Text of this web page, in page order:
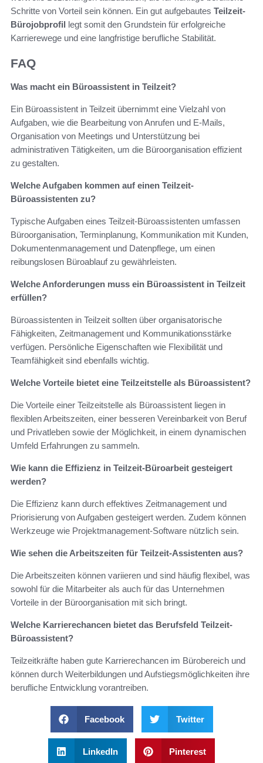
Schritte von Vorteil sein können. Ein gut aufgebautes Teilzeit-
Bürojobprofil legt somit den Grundstein für erfolgreiche
Karrierewege und eine langfristige berufliche Stabilität.
FAQ
Was macht ein Büroassistent in Teilzeit?
Ein Büroassistent in Teilzeit übernimmt eine Vielzahl von
Aufgaben, wie die Bearbeitung von Anrufen und E-Mails,
Organisation von Meetings und Unterstützung bei
administrativen Tätigkeiten, um die Büroorganisation effizient
zu gestalten.
Welche Aufgaben kommen auf einen Teilzeit-
Büroassistenten zu?
Typische Aufgaben eines Teilzeit-Büroassistenten umfassen
Büroorganisation, Terminplanung, Kommunikation mit Kunden,
Dokumentenmanagement und Datenpflege, um einen
reibungslosen Büroablauf zu gewährleisten.
Welche Anforderungen muss ein Büroassistent in Teilzeit
erfüllen?
Büroassistenten in Teilzeit sollten über organisatorische
Fähigkeiten, Zeitmanagement und Kommunikationsstärke
verfügen. Persönliche Eigenschaften wie Flexibilität und
Teamfähigkeit sind ebenfalls wichtig.
Welche Vorteile bietet eine Teilzeitstelle als Büroassistent?
Die Vorteile einer Teilzeitstelle als Büroassistent liegen in
flexiblen Arbeitszeiten, einer besseren Vereinbarkeit von Beruf
und Privatleben sowie der Möglichkeit, in einem dynamischen
Umfeld Erfahrungen zu sammeln.
Wie kann die Effizienz in Teilzeit-Büroarbeit gesteigert
werden?
Die Effizienz kann durch effektives Zeitmanagement und
Priorisierung von Aufgaben gesteigert werden. Zudem können
Werkzeuge wie Projektmanagement-Software nützlich sein.
Wie sehen die Arbeitszeiten für Teilzeit-Assistenten aus?
Die Arbeitszeiten können variieren und sind häufig flexibel, was
sowohl für die Mitarbeiter als auch für das Unternehmen
Vorteile in der Büroorganisation mit sich bringt.
Welche Karrierechancen bietet das Berufsfeld Teilzeit-
Büroassistent?
Teilzeitkräfte haben gute Karrierechancen im Bürobereich und
können durch Weiterbildungen und Aufstiegsmöglichkeiten ihre
berufliche Entwicklung vorantreiben.
Facebook Twitter
LinkedIn Pinterest